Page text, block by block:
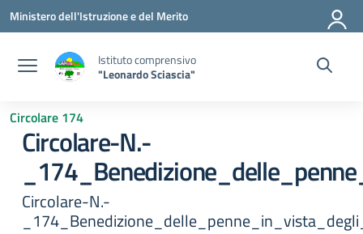
Vai ai contenuti
Vai al menu di navigazione
Vai al footer
Ministero dell'Istruzione e del Merito
Istituto comprensivo
"Leonardo Sciascia"
Circolare 174
Circolare-N.-
Circolare-N.-